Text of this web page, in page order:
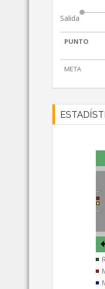
Salida
PUNTO
META